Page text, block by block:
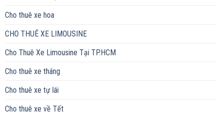
Cho thuê xe hoa
CHO THUÊ XE LIMOUSINE
Cho Thuê Xe Limousine Tại TP.HCM
Cho thuê xe tháng
Cho thuê xe tự lái
Cho thuê xe về Tết